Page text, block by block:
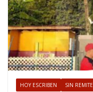
HOY ESCRIBEN SIN